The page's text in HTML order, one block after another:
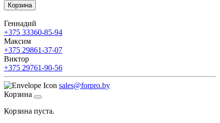
Корзина
Геннадий
+375 33360-85-94
Максим
+375 29861-37-07
Виктор
+375 29761-90-56
sales@forpro.by
Корзина
Корзина пуста.